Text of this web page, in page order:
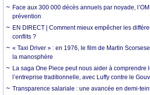
Face aux 300 000 décès annuels par noyade,
prévention
EN DIRECT | Comment mieux empêcher les
conflits ?
« Taxi Driver » : en 1976, le film de Martin
la manosphère
La saga One Piece peut nous aider à comprendre
l’entreprise traditionnelle, avec Luffy contre le
Transparence salariale : une avancée en demi-